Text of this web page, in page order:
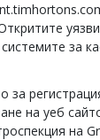
за
за
на уеб
на